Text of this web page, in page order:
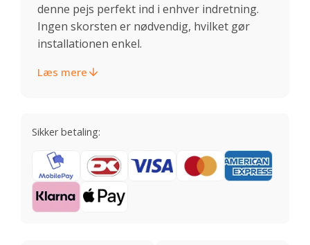
denne pejs perfekt ind i enhver indretning.
Ingen skorsten er nødvendig, hvilket gør
installationen enkel.
Læs mere
Sikker betaling: